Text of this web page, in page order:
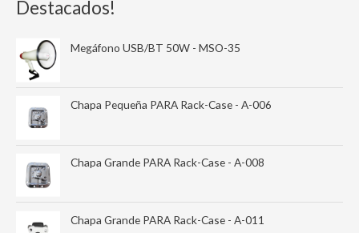
Destacados!
Megáfono USB/BT 50W - MSO-35
Chapa Pequeña PARA Rack-Case - A-006
Chapa Grande PARA Rack-Case - A-008
Chapa Grande PARA Rack-Case - A-011